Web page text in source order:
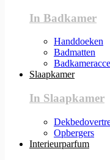
In Badkamer
Handdoeken
Badmatten
Slaapkamer
In Slaapkamer
Opbergers
Interieurparfum